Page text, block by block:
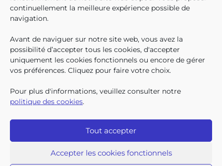
continuellement la meilleure expérience possible de
navigation.
Avant de naviguer sur notre site web, vous avez la
possibilité d’accepter tous les cookies, d'accepter
uniquement les cookies fonctionnels ou encore de gérer
vos préférences. Cliquez pour faire votre choix.
Pour plus d'informations, veuillez consulter notre
politique des cookies.
Tout accepter
Accepter les cookies fonctionnels
aux allocations familiales.
Parmi eux, 128.222
supplément social en plus du
montant de base de leurs all
QUI SOMMES-NOUS ?
TRAVAILLER CHEZ NOUS
TOUTES LES NEWS
TRANSPARENCE
CONTACTEZ-NOUS
PRESSE
PLAINTES
Iriscare • 71 rue Belliard boîte 2 • 1040 Bruxelles
Déclaration d’accessibilité
Protection des données à caractère personnel